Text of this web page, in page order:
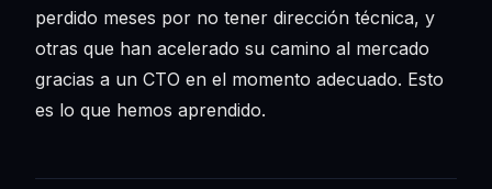
perdido meses por no tener dirección técnica, y
otras que han acelerado su camino al mercado
gracias a un CTO en el momento adecuado. Esto
es lo que hemos aprendido.